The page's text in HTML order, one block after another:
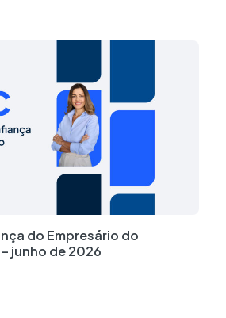
do Empresário do
junho de 2026